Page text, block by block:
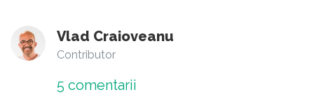
Vlad Craioveanu
Contributor
5 comentarii